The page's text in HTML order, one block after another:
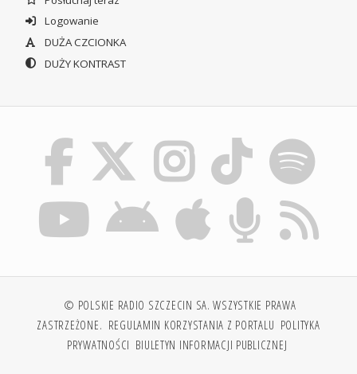
Logowanie
DUŻA CZCIONKA
DUŻY KONTRAST
© POLSKIE RADIO SZCZECIN SA. WSZYSTKIE PRAWA
ZASTRZEŻONE. REGULAMIN KORZYSTANIA Z PORTALU POLITYKA
PRYWATNOŚCI BIULETYN INFORMACJI PUBLICZNEJ